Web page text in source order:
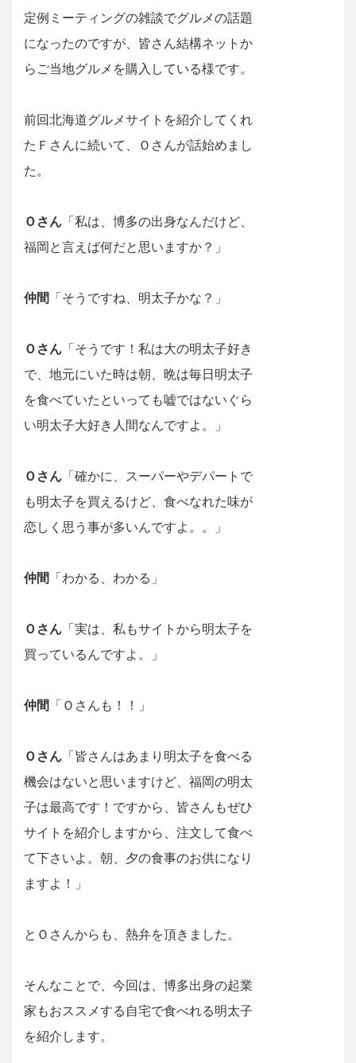
定例ミーティングの雑談でグルメの話題
になったのですが、皆さん結構ネットか
らご当地グルメを購入している様です。
前回北海道グルメサイトを紹介してくれ
たＦさんに続いて、Ｏさんが話始めまし
た。
Ｏさん 「私は、博多の出身なんだけど、
福岡と言えば何だと思いますか？」
仲間 「そうですね、明太子かな？」
Ｏさん 「そうです！私は大の明太子好き
で、地元にいた時は朝、晩は毎日明太子
を食べていたといっても嘘ではないぐら
い明太子大好き人間なんですよ。」
Ｏさん 「確かに、スーパーやデパートで
も明太子を買えるけど、食べなれた味が
恋しく思う事が多いんですよ。。」
仲間 「わかる、わかる」
Ｏさん 「実は、私もサイトから明太子を
買っているんですよ。」
仲間 「Ｏさんも！！」
Ｏさん 「皆さんはあまり明太子を食べる
機会はないと思いますけど、福岡の明太
子は最高です！ですから、皆さんもぜひ
サイトを紹介しますから、注文して食べ
て下さいよ。朝、夕の食事のお供になり
ますよ！」
とＯさんからも、熱弁を頂きました。
そんなことで、今回は、博多出身の起業
家もおススメする自宅で食べれる明太子
を紹介します。